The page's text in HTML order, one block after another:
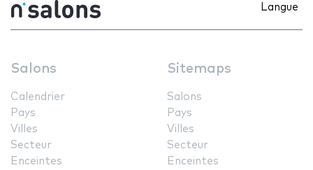
Langue
Salons
Calendrier
Pays
Villes
Secteur
Enceintes
Sitemaps
Salons
Pays
Villes
Secteur
Enceintes